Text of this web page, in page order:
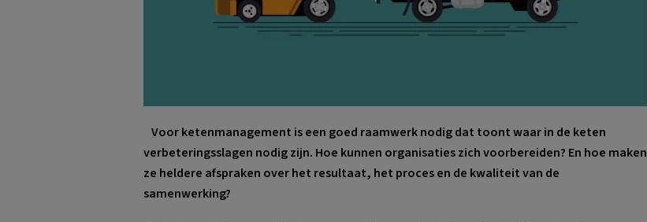
Voor ketenmanagement is een goed raamwerk nodig dat toont waar in de keten
verbeteringsslagen nodig zijn. Hoe kunnen organisaties zich voorbereiden? En hoe maken
ze heldere afspraken over het resultaat, het proces en de kwaliteit van de
samenwerking?